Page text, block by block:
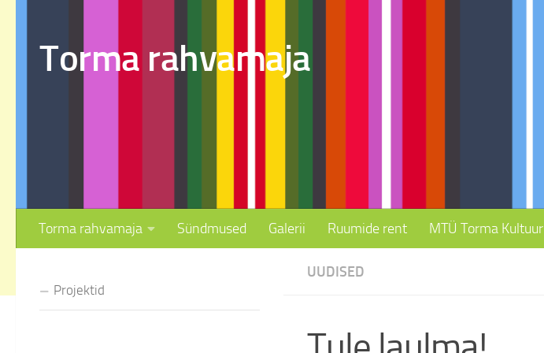
Torma rahvamaja
Torma rahvamaja Sündmused Galerii Ruumide rent MTÜ Torma Kultuur
UUDISED
Projektid